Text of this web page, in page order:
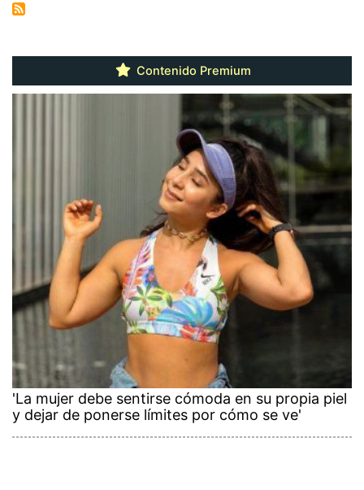
Contenido Premium
'La mujer debe sentirse cómoda en su propia piel
y dejar de ponerse límites por cómo se ve'